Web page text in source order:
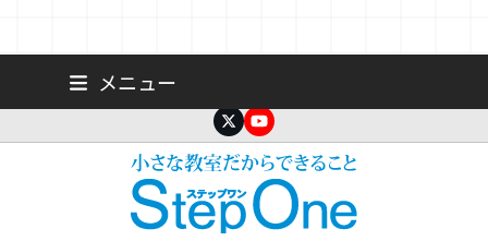
メニュー
TwitterYouTube